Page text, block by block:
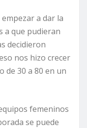
a dar la
a que pudieran
decidieron
nos hizo crecer
de 30 a 80 en un
femeninos
se puede